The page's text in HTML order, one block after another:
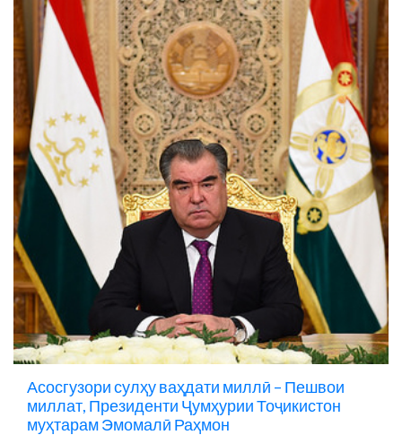
Асосгузори сулҳу ваҳдати миллӣ – Пешвои
миллат, Президенти Ҷумҳурии Тоҷикистон
муҳтарам Эмомалӣ Раҳмон